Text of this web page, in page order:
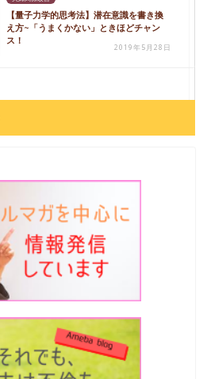
【量子力学的思考法】潜在意識を書き換
え方~「うまくかない」ときほどチャン
ス！
2019年5月28日